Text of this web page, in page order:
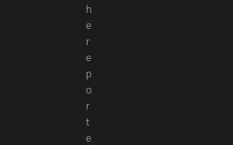
t
h
e
r
e
p
o
r
t